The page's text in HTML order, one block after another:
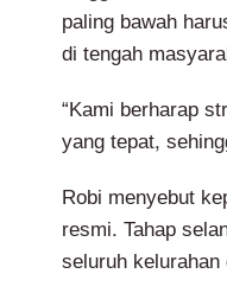
paling bawah
di tengah
“Kami berharap
yang tepat,
Robi menyebut
resmi. Tahap
seluruh